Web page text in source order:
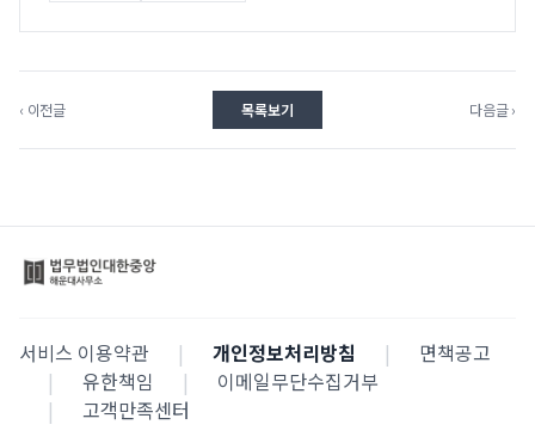
‹ 이전글 목록보기 다음글 ›
서비스 이용약관 | 개인정보처리방침 |
면책공고
|
유한책임 |
이메일무단수집거부
|
고객만족센터